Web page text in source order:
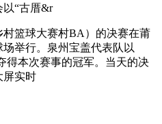
以“古厝&r
村篮球大赛村BA）的决赛在莆
举行。泉州宝盖代表队以
得本次赛事的冠军。当天的决
屏实时